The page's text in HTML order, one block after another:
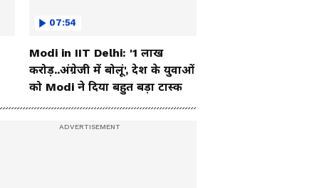
07:54
Modi in IIT Delhi: '1 लाख
करोड़..अंग्रेजी में बोलूं', देश के युवाओं
को Modi ने दिया बहुत बड़ा टास्क